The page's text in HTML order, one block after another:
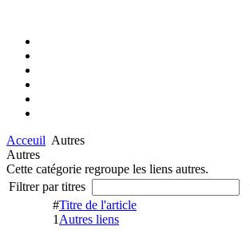
Acceuil Autres
Autres
Cette catégorie regroupe les liens autres.
Filtrer par titres
#Titre de l'article
1 Autres liens